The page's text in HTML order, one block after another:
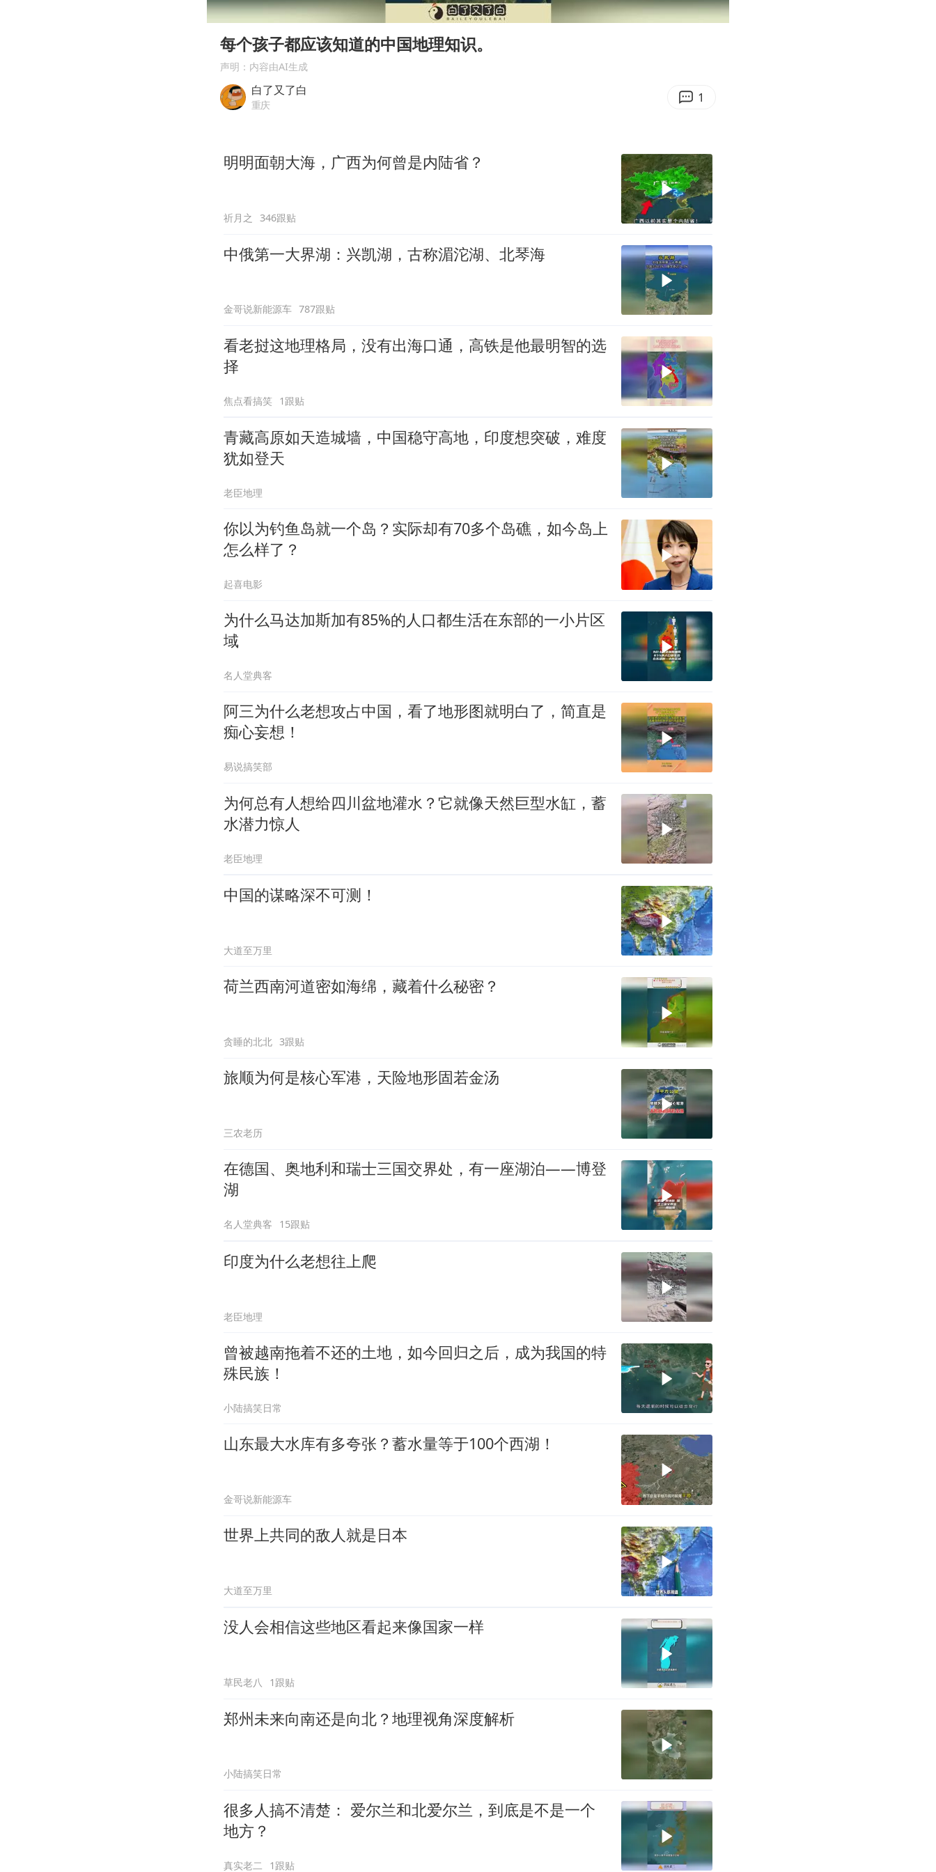
多地要求领导干部带头休假
民警发现救助的拾荒老人是逃犯
奋进开新局 实干挑大梁
00:00 03:34
每个孩子都应该知道的中国地理知识。
声明：内容由AI生成
白了又了白
重庆 1
明明面朝大海，广西为何曾是内陆省？
祈月之 346跟贴
中俄第一大界湖：兴凯湖，古称湄沱湖、北琴海
金哥说新能源车 787跟贴
看老挝这地理格局，没有出海口通，高铁是他最明智的选
择
焦点看搞笑 1跟贴
青藏高原如天造城墙，中国稳守高地，印度想突破，难度
犹如登天
老臣地理
你以为钓鱼岛就一个岛？实际却有70多个岛礁，如今岛上
怎么样了？
起喜电影
为什么马达加斯加有85%的人口都生活在东部的一小片区
域
名人堂典客
阿三为什么老想攻占中国，看了地形图就明白了，简直是
痴心妄想！
易说搞笑部
为何总有人想给四川盆地灌水？它就像天然巨型水缸，蓄
水潜力惊人
老臣地理
中国的谋略深不可测！
大道至万里
荷兰西南河道密如海绵，藏着什么秘密？
贪睡的北北 3跟贴
旅顺为何是核心军港，天险地形固若金汤
三农老历
在德国、奥地利和瑞士三国交界处，有一座湖泊——博登
湖
名人堂典客 15跟贴
印度为什么老想往上爬
老臣地理
曾被越南拖着不还的土地，如今回归之后，成为我国的特
殊民族！
小陆搞笑日常
山东最大水库有多夸张？蓄水量等于100个西湖！
金哥说新能源车
世界上共同的敌人就是日本
大道至万里
没人会相信这些地区看起来像国家一样
草民老八 1跟贴
郑州未来向南还是向北？地理视角深度解析
小陆搞笑日常
很多人搞不清楚： 爱尔兰和北爱尔兰，到底是不是一个
地方？
真实老二 1跟贴